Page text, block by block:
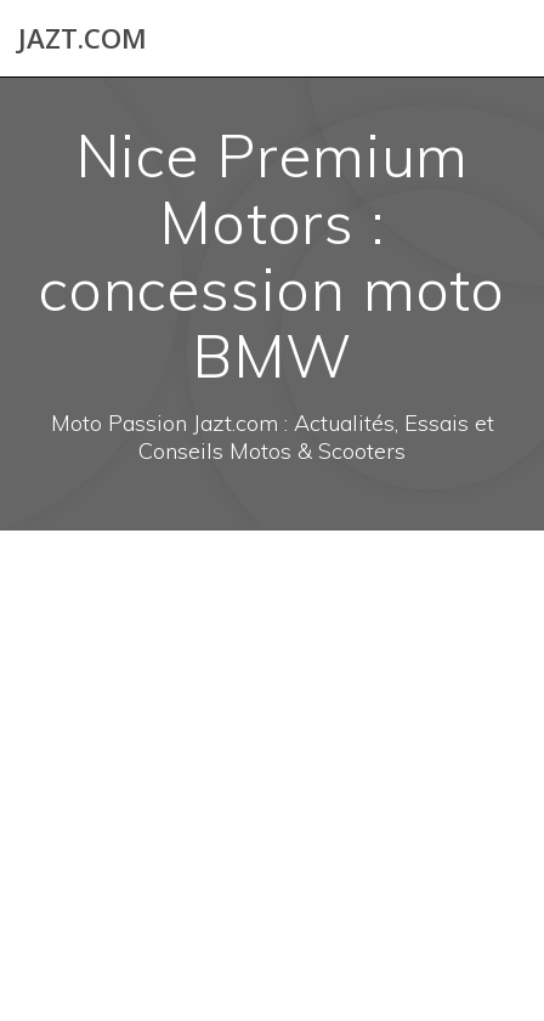
JAZT.COM
Nice Premium
Motors :
concession moto
BMW
Moto Passion Jazt.com : Actualités, Essais et
Conseils Motos & Scooters